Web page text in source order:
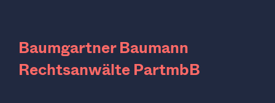
Baumgartner Baumann
Rechtsanwälte PartmbB